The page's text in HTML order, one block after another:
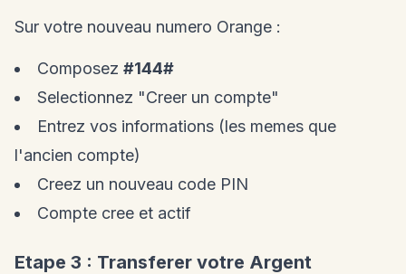
Sur votre nouveau numero Orange :
Composez #144#
Selectionnez "Creer un compte"
Entrez vos informations (les memes que
l'ancien compte)
Creez un nouveau code PIN
Compte cree et actif
Etape 3 : Transferer votre Argent